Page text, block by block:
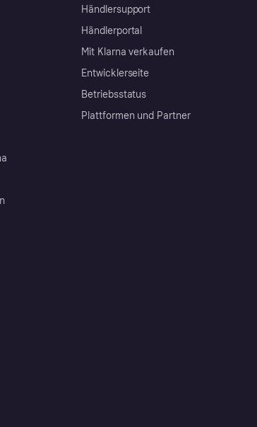
Händlersupport
Händlerportal
Mit Klarna verkaufen
Entwicklerseite
Betriebsstatus
Plattformen und Partner